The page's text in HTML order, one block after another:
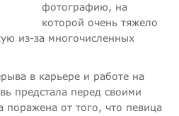
фотографию, на
которой очень тяжело
из-за многочисленных
в карьере и работе на
предстала перед своими
от того, что певица